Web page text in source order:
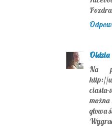
Oldzia
Na
http://
ciasta-
głowa